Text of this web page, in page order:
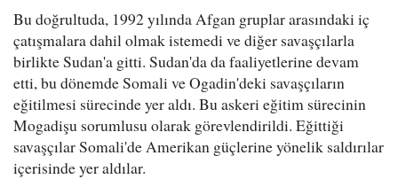
Bu doğrultuda, 1992 yılında Afgan gruplar arasındaki iç
çatışmalara dahil olmak istemedi ve diğer savaşçılarla
birlikte Sudan'a gitti. Sudan'da da faaliyetlerine devam
etti, bu dönemde Somali ve Ogadin'deki savaşçıların
eğitilmesi sürecinde yer aldı. Bu askeri eğitim sürecinin
Mogadişu sorumlusu olarak görevlendirildi. Eğittiği
savaşçılar Somali'de Amerikan güçlerine yönelik saldırılar
içerisinde yer aldılar.